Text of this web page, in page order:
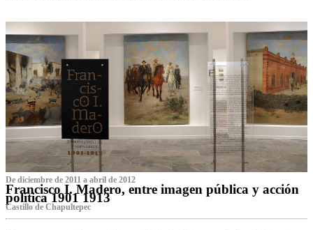
De diciembre de 2011 a abril de 2012
Francisco I. Madero, entre imagen pública y acción
política 1901 1913
Castillo de Chapultepec